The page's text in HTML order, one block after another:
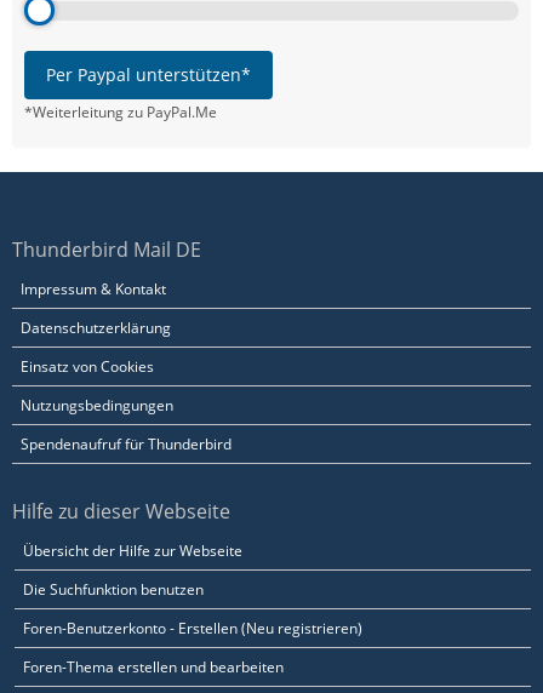
Per Paypal unterstützen*
*Weiterleitung zu PayPal.Me
Thunderbird Mail DE
Impressum & Kontakt
Datenschutzerklärung
Einsatz von Cookies
Nutzungsbedingungen
Spendenaufruf für Thunderbird
Hilfe zu dieser Webseite
Übersicht der Hilfe zur Webseite
Die Suchfunktion benutzen
Foren-Benutzerkonto - Erstellen (Neu registrieren)
Foren-Thema erstellen und bearbeiten